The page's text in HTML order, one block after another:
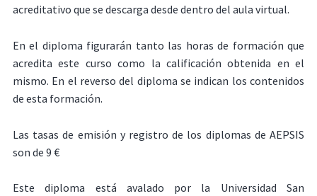
acreditativo que se descarga desde dentro del aula virtual.
En el diploma figurarán tanto las horas de formación que
acredita este curso como la calificación obtenida en el
mismo. En el reverso del diploma se indican los contenidos
de esta formación.
Las tasas de emisión y registro de los diplomas de AEPSIS
son de 9 €
Este diploma está avalado por la Universidad San